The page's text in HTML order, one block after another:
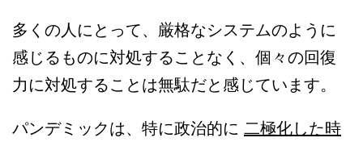
多くの人にとって、厳格なシステムのように
感じるものに対処することなく、個々の回復
力に対処することは無駄だと感じています。
パンデミックは、特に政治的に 二極化した時